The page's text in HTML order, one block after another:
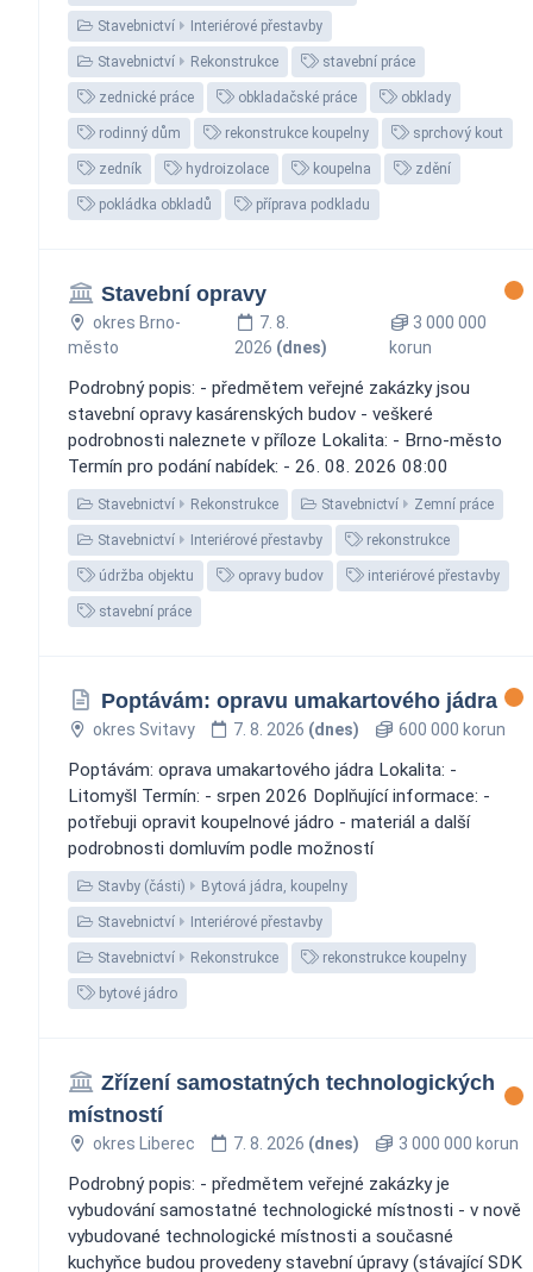
Stavebnictví Interiérové přestavby
Stavebnictví Rekonstrukce stavební práce
zednické práce obkladačské práce obklady
rodinný dům rekonstrukce koupelny sprchový kout
zedník hydroizolace koupelna zdění
pokládka obkladů příprava podkladu
Stavební opravy
okres Brno-
město
7. 8.
2026 (dnes)
3 000 000
korun
Podrobný popis: - předmětem veřejné zakázky jsou
stavební opravy kasárenských budov - veškeré
podrobnosti naleznete v příloze Lokalita: - Brno-město
Termín pro podání nabídek: - 26. 08. 2026 08:00
Stavebnictví Rekonstrukce Stavebnictví Zemní práce
Stavebnictví Interiérové přestavby rekonstrukce
údržba objektu opravy budov interiérové přestavby
stavební práce
Poptávám: opravu umakartového jádra
okres Svitavy 7. 8. 2026 (dnes) 600 000 korun
Poptávám: oprava umakartového jádra Lokalita: -
Litomyšl Termín: - srpen 2026 Doplňující informace: -
potřebuji opravit koupelnové jádro - materiál a další
podrobnosti domluvím podle možností
Stavby (části) Bytová jádra, koupelny
Stavebnictví Interiérové přestavby
Stavebnictví Rekonstrukce rekonstrukce koupelny
bytové jádro
Zřízení samostatných technologických
místností
okres Liberec 7. 8. 2026 (dnes) 3 000 000 korun
Podrobný popis: - předmětem veřejné zakázky je
vybudování samostatné technologické místnosti - v nově
vybudované technologické místnosti a současné
kuchyňce budou provedeny stavební úpravy (stávající SDK